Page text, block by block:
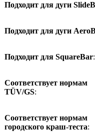
Подходит для дуги
Подходит для дуги
Подходит для SquareBar:
Соответствует нормам
TÜV/GS:
Соответствует нормам
городского краш-теста: